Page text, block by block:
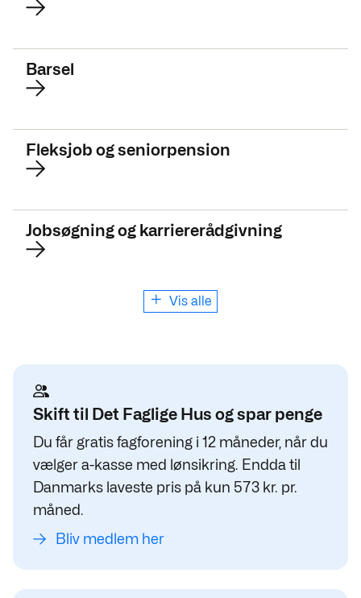
Barsel
Fleksjob og seniorpension
Jobsøgning og karriererådgivning
Vis alle
Skift til Det Faglige Hus og spar penge
Du får gratis fagforening i 12 måneder, når du
vælger a-kasse med lønsikring. Endda til
Danmarks laveste pris på kun 573 kr. pr.
måned.
Bliv medlem her